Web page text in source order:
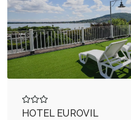
HOTEL EUROVIL